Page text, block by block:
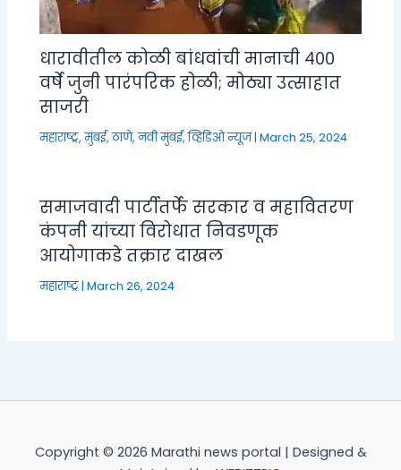
धारावीतील कोळी बांधवांची मानाची ४००
वर्षे जुनी पारंपरिक होळी; मोठ्या उत्साहात
साजरी
महाराष्ट्र,मुंबई, ठाणे, नवी मुंबई,व्हिडिओ न्यूज|March 25, 2024
समाजवादी पार्टीतर्फे सरकार व महावितरण
कंपनी यांच्या विरोधात निवडणूक
आयोगाकडे तक्रार दाखल
महाराष्ट्र|March 26, 2024
Copyright © 2026 Marathi news portal | Designed &